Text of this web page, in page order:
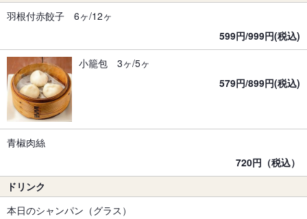
羽根付赤餃子 6ヶ/12ヶ
599円/999円(税込)
小籠包 3ヶ/5ヶ
579円/899円(税込)
青椒肉絲
720円（税込）
ドリンク
本日のシャンパン（グラス）